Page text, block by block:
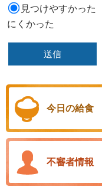
見つけやすかった
にくかった
今日の給食
不審者情報